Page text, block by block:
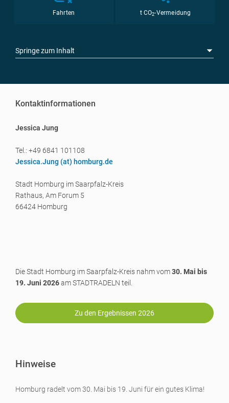
Fahrten t CO2-Vermeidung
Springe zum Inhalt
Kontaktinformationen
Jessica Jung
Tel.: +49 6841 101108
Jessica.Jung (at) homburg.de
Stadt Homburg im Saarpfalz-Kreis
Rathaus, Am Forum 5
66424 Homburg
Die Stadt Homburg im Saarpfalz-Kreis nahm vom30. Mai bis
19. Juni 2026am STADTRADELN teil.
Zu den Ergebnissen 2026
Hinweise
Homburg radelt vom 30. Mai bis 19. Juni für ein gutes Klima!